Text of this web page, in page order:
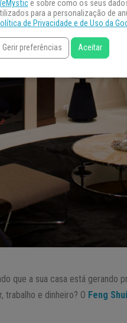
que a sua casa está gerando
trabalho e dinheiro? O Feng Shui
e sobre como os seus
para a personalização de
de Privacidade e de Uso da
Gerir preferências Aceitar